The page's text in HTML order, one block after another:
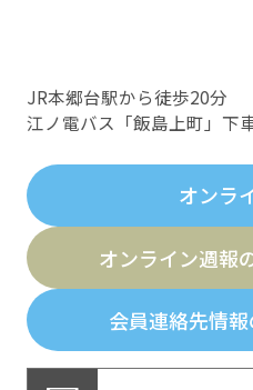
JR本郷台駅から徒歩20分
江ノ電バス「飯島上町」下
オンラ
オンライン週報
会員連絡先情報